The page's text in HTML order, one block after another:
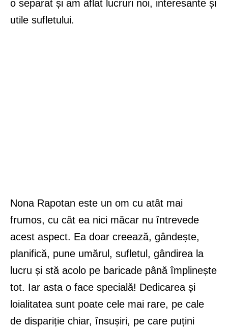
o separat și am aflat lucruri noi, interesante și
utile sufletului.
Nona Rapotan este un om cu atât mai
frumos, cu cât ea nici măcar nu întrevede
acest aspect. Ea doar creează, gândește,
planifică, pune umărul, sufletul, gândirea la
lucru și stă acolo pe baricade până împlinește
tot. Iar asta o face specială! Dedicarea și
loialitatea sunt poate cele mai rare, pe cale
de dispariție chiar, însușiri, pe care puțini